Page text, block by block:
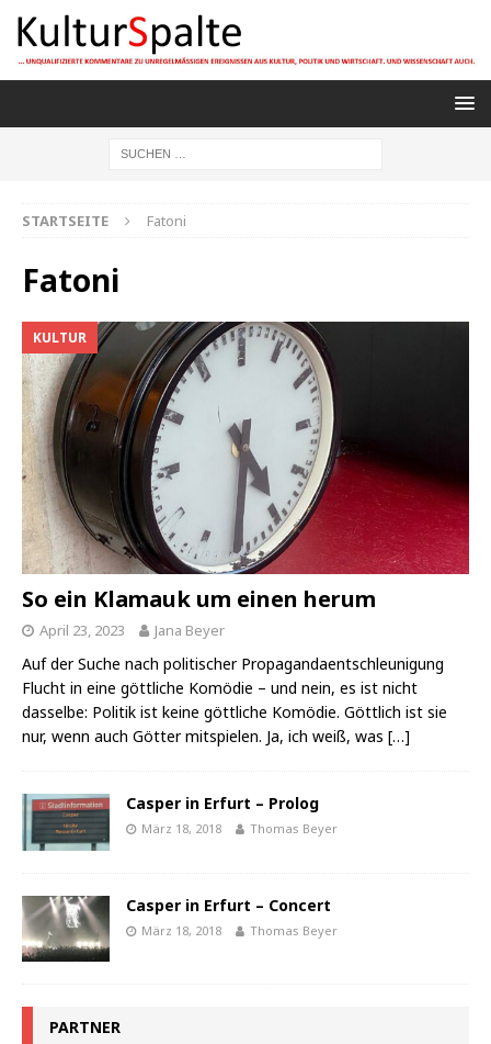
STARTSEITE Fatoni
Fatoni
KULTUR
So ein Klamauk um einen herum
April 23, 2023 Jana Beyer
Auf der Suche nach politischer Propagandaentschleunigung
Flucht in eine göttliche Komödie – und nein, es ist nicht
dasselbe: Politik ist keine göttliche Komödie. Göttlich ist sie
nur, wenn auch Götter mitspielen. Ja, ich weiß, was […]
Casper in Erfurt – Prolog
März 18, 2018 Thomas Beyer
Casper in Erfurt – Concert
März 18, 2018 Thomas Beyer
PARTNER